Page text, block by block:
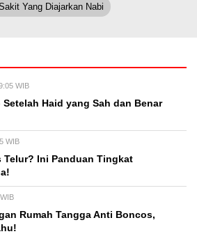
Yang Diajarkan Nabi
WIB
Setelah Haid yang Sah dan Benar
WIB
Telur? Ini Panduan Tingkat
Rumah Tangga Anti Boncos,